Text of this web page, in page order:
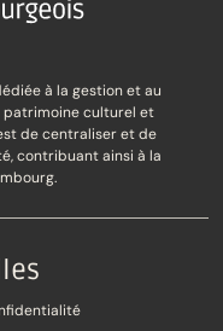
à la gestion et au
patrimoine culturel et
de centraliser et de
contribuant ainsi à la